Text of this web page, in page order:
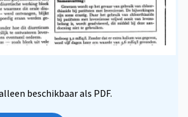
beschikbaar als PDF.